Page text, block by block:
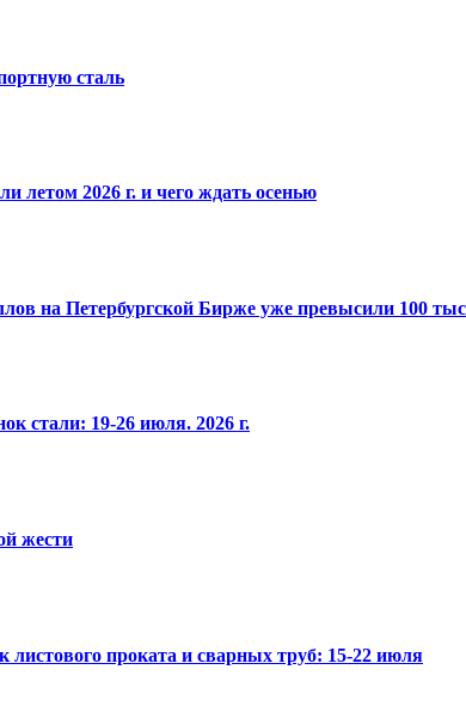
сталь
летом 2026 г. и чего ждать осенью
на Петербургской Бирже уже превысили 100
стали: 19-26 июля. 2026 г.
жести
листового проката и сварных труб: 15-22 июля